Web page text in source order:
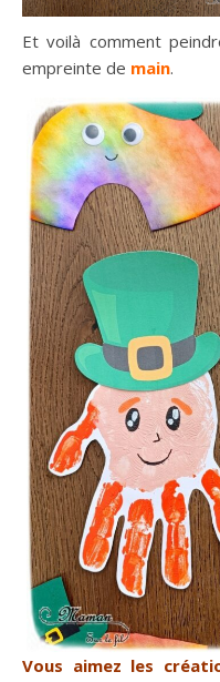
Et voilà comment
empreinte de main.
Vous aimez les